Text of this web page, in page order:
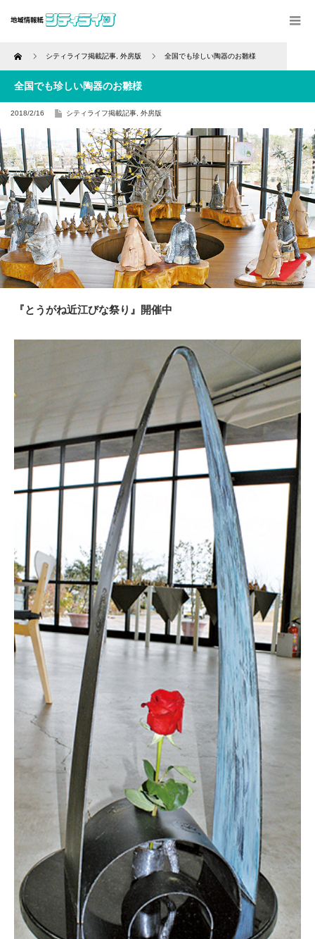
Home シティライフ掲載記事 外房版 全国でも珍しい陶器のお雛様
全国でも珍しい陶器のお雛様
2018/2/16 シティライフ掲載記事 外房版
『とうがね近江びな祭り』開催中